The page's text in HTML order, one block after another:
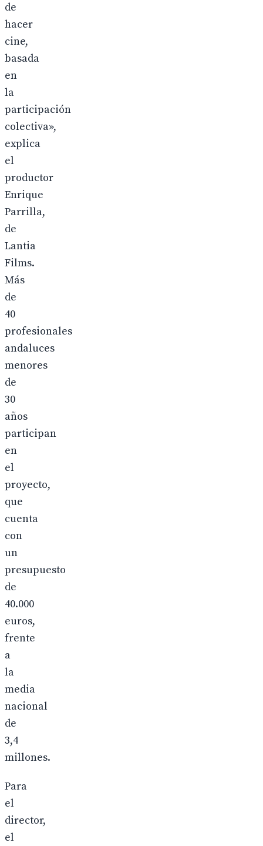
de
hacer
cine,
basada
en
la
participación
colectiva»,
explica
el
productor
Enrique
Parrilla,
de
Lantia
Films.
Más
de
40
profesionales
andaluces
menores
de
30
años
participan
en
el
proyecto,
que
cuenta
con
un
presupuesto
de
40.000
euros,
frente
a
la
media
nacional
de
3,4
millones.
Para
el
director,
el